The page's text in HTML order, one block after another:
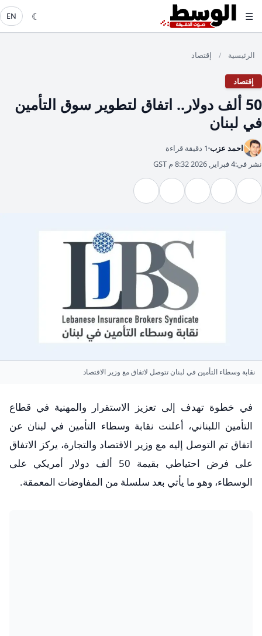
☰
☾
EN
الرئيسية / إقتصاد
إقتصاد
50 ألف دولار.. اتفاق لتطوير سوق التأمين
في لبنان
احمد عزب 1 دقيقة قراءة
نشر في:4 فبراير, 2026 8:32 م GST
نقابة وسطاء التأمين في لبنان تتوصل لاتفاق مع وزير الاقتصاد
في خطوة تهدف إلى تعزيز الاستقرار والمهنية في قطاع
التأمين اللبناني، أعلنت نقابة وسطاء التأمين في لبنان عن
اتفاق تم التوصل إليه مع وزير الاقتصاد والتجارة، يركز الاتفاق
على فرض احتياطي بقيمة 50 ألف دولار أمريكي على
الوسطاء، وهو ما يأتي بعد سلسلة من المفاوضات المعمقة.